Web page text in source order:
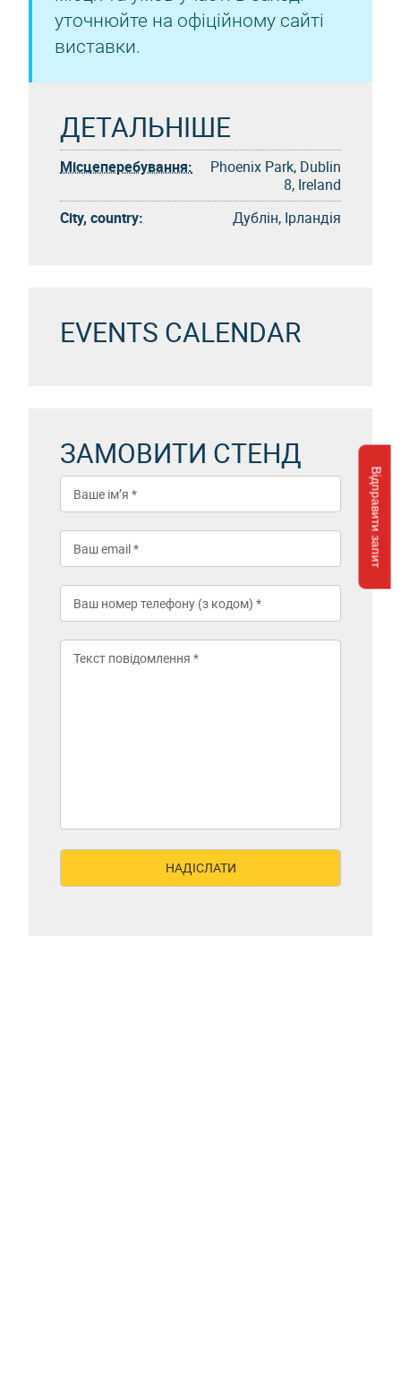
Відправити запит
уточнюйте на офіційному сайті
виставки.
ДЕТАЛЬНІШЕ
Місцеперебування:
Phoenix Park, Dublin
8, Ireland
City, country:
Дублін, Ірландія
EVENTS CALENDAR
ЗАМОВИТИ СТЕНД